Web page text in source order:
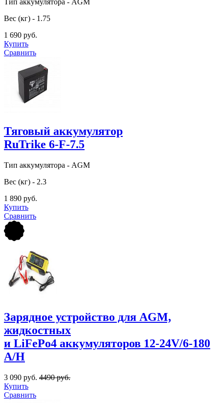
Тип аккумулятора - AGM
Вес (кг) - 1.75
1 690 руб.
Купить
Сравнить
Тяговый аккумулятор
RuTrike 6-F-7.5
Тип аккумулятора - AGM
Вес (кг) - 2.3
1 890 руб.
Купить
Сравнить
Зарядное устройство для AGM,
жидкостных
и LiFePo4 аккумуляторов 12-24V/6-180
A/Н
3 090 руб. 4490 руб.
Купить
Сравнить